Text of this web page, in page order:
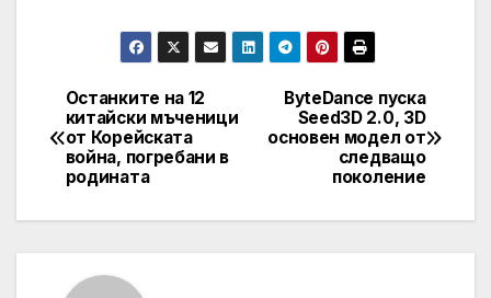
Post
navigation
ByteDance пуска
Seed3D 2.0, 3D
основен модел от
следващо
поколение
Останките на 12
китайски мъченици
от Корейската
война, погребани в
родината